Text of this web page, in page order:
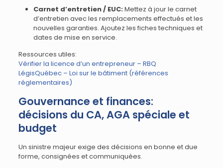
Carnet d’entretien / EUC:Mettez à jour le carnet
d’entretien avec les remplacements effectués et les
nouvelles garanties. Ajoutez les fiches techniques et
dates de mise en service.
Ressources utiles:
Vérifier la licence d’un entrepreneur – RBQ
LégisQuébec – Loi sur le bâtiment (références
réglementaires)
Gouvernance et finances:
décisions du CA, AGA spéciale et
budget
Un sinistre majeur exige des décisions en bonne et due
forme, consignées et communiquées.